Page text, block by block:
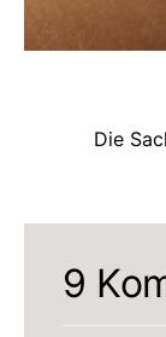
Die
9